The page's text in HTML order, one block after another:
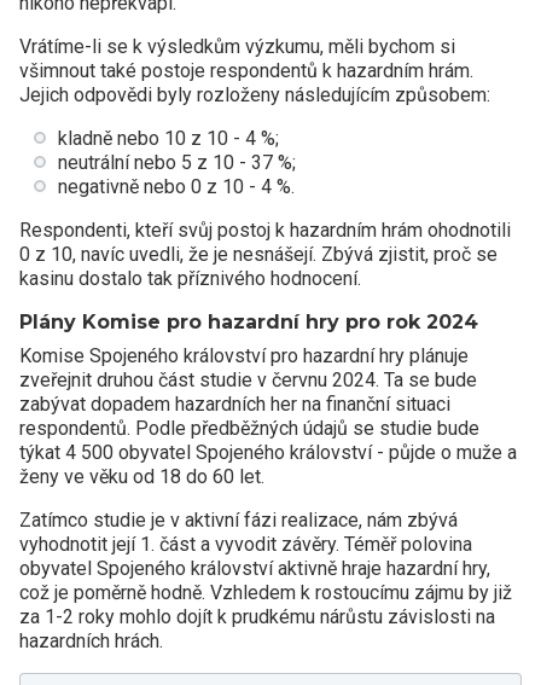
Vrátíme-li se k výsledkům výzkumu, měli bychom si
všimnout také postoje respondentů k hazardním hrám.
Jejich odpovědi byly rozloženy následujícím způsobem:
kladně nebo 10 z 10 - 4 %;
neutrální nebo 5 z 10 - 37 %;
negativně nebo 0 z 10 - 4 %.
Respondenti, kteří svůj postoj k hazardním hrám ohodnotili
0 z 10, navíc uvedli, že je nesnášejí. Zbývá zjistit, proč se
kasinu dostalo tak příznivého hodnocení.
Plány Komise pro hazardní hry pro rok 2024
Komise Spojeného království pro hazardní hry plánuje
zveřejnit druhou část studie v červnu 2024. Ta se bude
zabývat dopadem hazardních her na finanční situaci
respondentů. Podle předběžných údajů se studie bude
týkat 4 500 obyvatel Spojeného království - půjde o muže a
ženy ve věku od 18 do 60 let.
Zatímco studie je v aktivní fázi realizace, nám zbývá
vyhodnotit její 1. část a vyvodit závěry. Téměř polovina
obyvatel Spojeného království aktivně hraje hazardní hry,
což je poměrně hodně. Vzhledem k rostoucímu zájmu by již
za 1-2 roky mohlo dojít k prudkému nárůstu závislosti na
hazardních hrách.